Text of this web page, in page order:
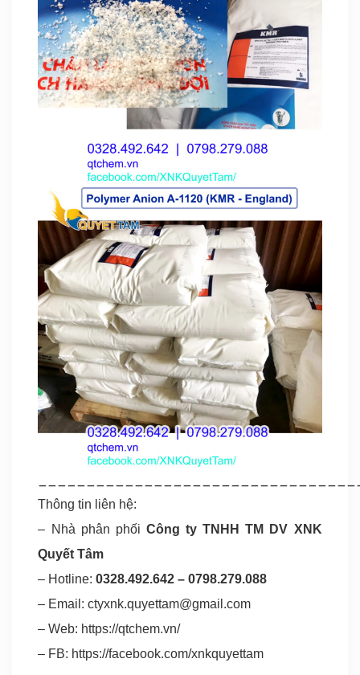
Thông tin liên hệ:
– Nhà phân phối Công ty TNHH TM DV XNK
Quyết Tâm
– Hotline:0328.492.642–0798.279.088
– Email:ctyxnk.quyettam@gmail.com
– Web: https://qtchem.vn/
– FB: https://facebook.com/xnkquyettam